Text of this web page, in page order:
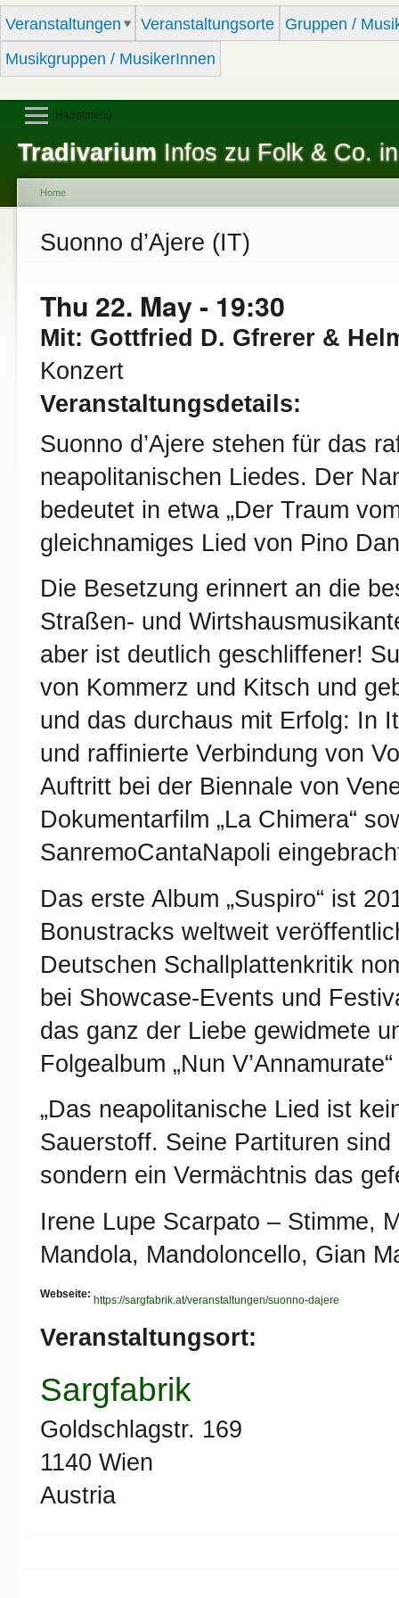
Veranstaltungen Veranstaltungsorte
Gruppen /
Musikgruppen / MusikerInnen
Tradivarium Infos zu Folk & Co.
Hauptmenü
You are here
Home
Suonno d’Ajere (IT)
Thu 22. May - 19:30
Mit: Gottfried D. Gfrerer &
Konzert
Veranstaltungsdetails:
Suonno d’Ajere stehen für das
neapolitanischen Liedes. Der
bedeutet in etwa „Der Traum
gleichnamiges Lied von Pino
Die Besetzung erinnert an die
Straßen- und
aber ist deutlich geschliffener!
von Kommerz und Kitsch und
und das durchaus mit Erfolg: In
und raffinierte Verbindung von
Auftritt bei der Biennale von
Dokumentarfilm „La Chimera“
SanremoCantaNapoli
Das erste Album „Suspiro“ ist
Bonustracks weltweit
Deutschen Schallplattenkritik
bei Showcase-Events und
das ganz der Liebe gewidmete
Folgealbum „Nun
„Das neapolitanische Lied ist
Sauerstoff. Seine Partituren
sondern ein Vermächtnis das
Irene Lupe Scarpato – Stimme,
Mandola, Mandoloncello, Gian
Webseite:
https://sargfabrik.at/veranstaltungen/suonno-dajere
Veranstaltungsort:
Sargfabrik
Goldschlagstr. 169
1140 Wien
Austria